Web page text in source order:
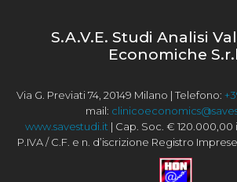
S.A.V.E. Studi Analisi
Economiche
Via G. Previati 74, 20149 Milano | Telefono:
mail:
www.savestudi.it | Cap. Soc. € 120.000,00
P.IVA / C.F. e n. d’iscrizione Registro